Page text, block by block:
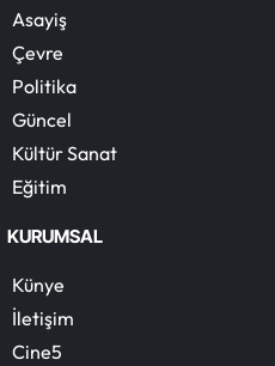
Asayiş
Çevre
Politika
Güncel
Kültür Sanat
Eğitim
KURUMSAL
Künye
İletişim
Cine5